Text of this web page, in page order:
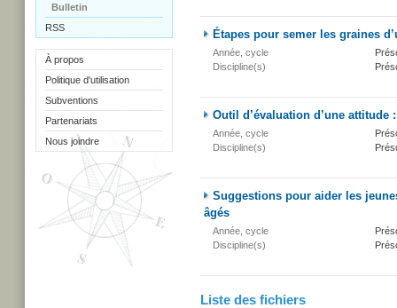
Bulletin
RSS
À propos
Politique d'utilisation
Subventions
Partenariats
Nous joindre
Étapes pour semer les graines
Année, cycle
Discipline(s)
Outil d’évaluation d’une attitude
Année, cycle
Discipline(s)
Suggestions pour aider les
âgés
Année, cycle
Discipline(s)
Liste des fichiers